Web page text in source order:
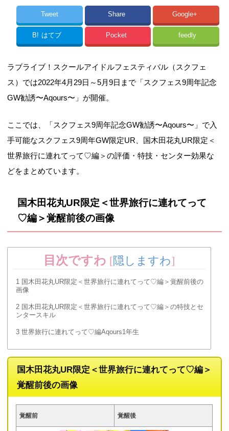
Tweet Share Google+
B! はてブ Pocket feedly
ラブライブ！スクールアイドルフェスティバル（スクフェ
ス）では2022年4月29日～5月9日まで「スクフェス9周年記念
GW勧誘〜Aqours〜」が開催。
ここでは、「スクフェス9周年記念GW勧誘〜Aqours〜」で入
手可能なスクフェス9周年GW限定UR、国木田花丸UR限定＜
世界旅行に連れてって♡編＞の評価・特技・センター効果な
どをまとめています。
国木田花丸UR限定＜世界旅行に連れてって
♡編＞覚醒前後の画像
目次ですわ [隠しますわ]
1 国木田花丸UR限定＜世界旅行に連れてって♡編＞覚醒前後の
画像
2 国木田花丸UR限定＜世界旅行に連れてって♡編＞の特技とセ
ンタースキル
3 世界旅行に連れてって♡編Aqours1年生
国木田花丸UR限定＜世界旅行に連れてって♡編＞
覚醒前後の画像
覚醒前 覚醒後